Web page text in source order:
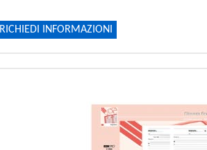
RICHIEDI INFORMAZIONI